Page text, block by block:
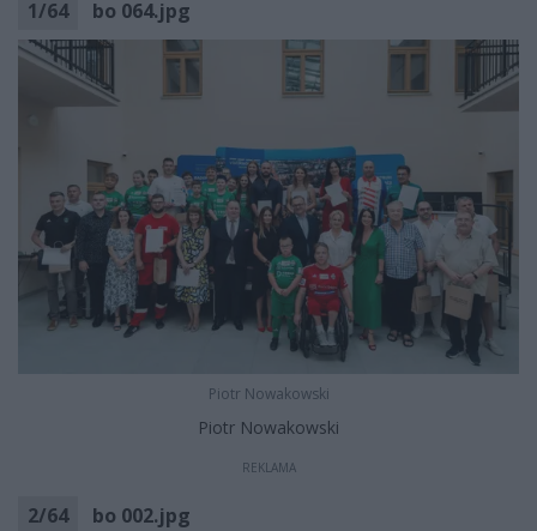
1/64 bo 064.jpg
Piotr Nowakowski
Piotr Nowakowski
REKLAMA
2/64 bo 002.jpg